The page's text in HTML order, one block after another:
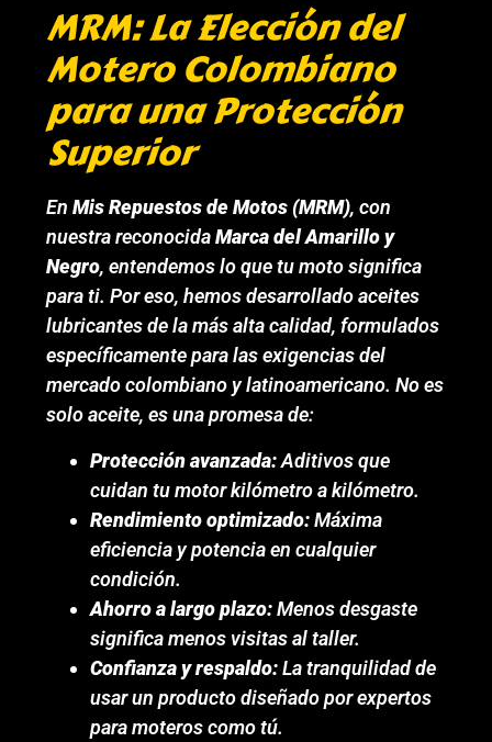
MRM: La Elección del
Motero Colombiano
para una Protección
Superior
EnMis Repuestos de Motos (MRM), con
nuestra reconocidaMarca del Amarillo y
Negro, entendemos lo que tu moto significa
para ti. Por eso, hemos desarrollado aceites
lubricantes de la más alta calidad, formulados
específicamente para las exigencias del
mercado colombiano y latinoamericano. No es
solo aceite, es una promesa de:
Protección avanzada:Aditivos que
cuidan tu motor kilómetro a kilómetro.
Rendimiento optimizado:Máxima
eficiencia y potencia en cualquier
condición.
Ahorro a largo plazo:Menos desgaste
significa menos visitas al taller.
Confianza y respaldo:La tranquilidad de
usar un producto diseñado por expertos
para moteros como tú.